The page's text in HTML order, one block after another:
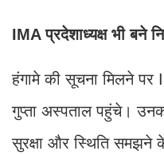
IMA प्रदेशाध्यक्ष भी बने
हंगामे की सूचना मिलने पर
गुप्ता अस्पताल पहुंचे।
सुरक्षा और स्थिति समझने